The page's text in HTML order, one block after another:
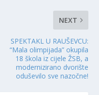
NEXT
SPEKTAKL U RAUŠEVCU:
“Mala olimpijada” okupila
18 škola iz cijele ŽSB, a
modernizirano dvorište
oduševilo sve nazočne!